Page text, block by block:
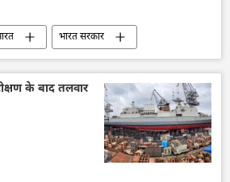
भारत सरकार
रोसाटॉम
ऊर्जा
ऊर्जा क्षेत्र
के बाद तलवार